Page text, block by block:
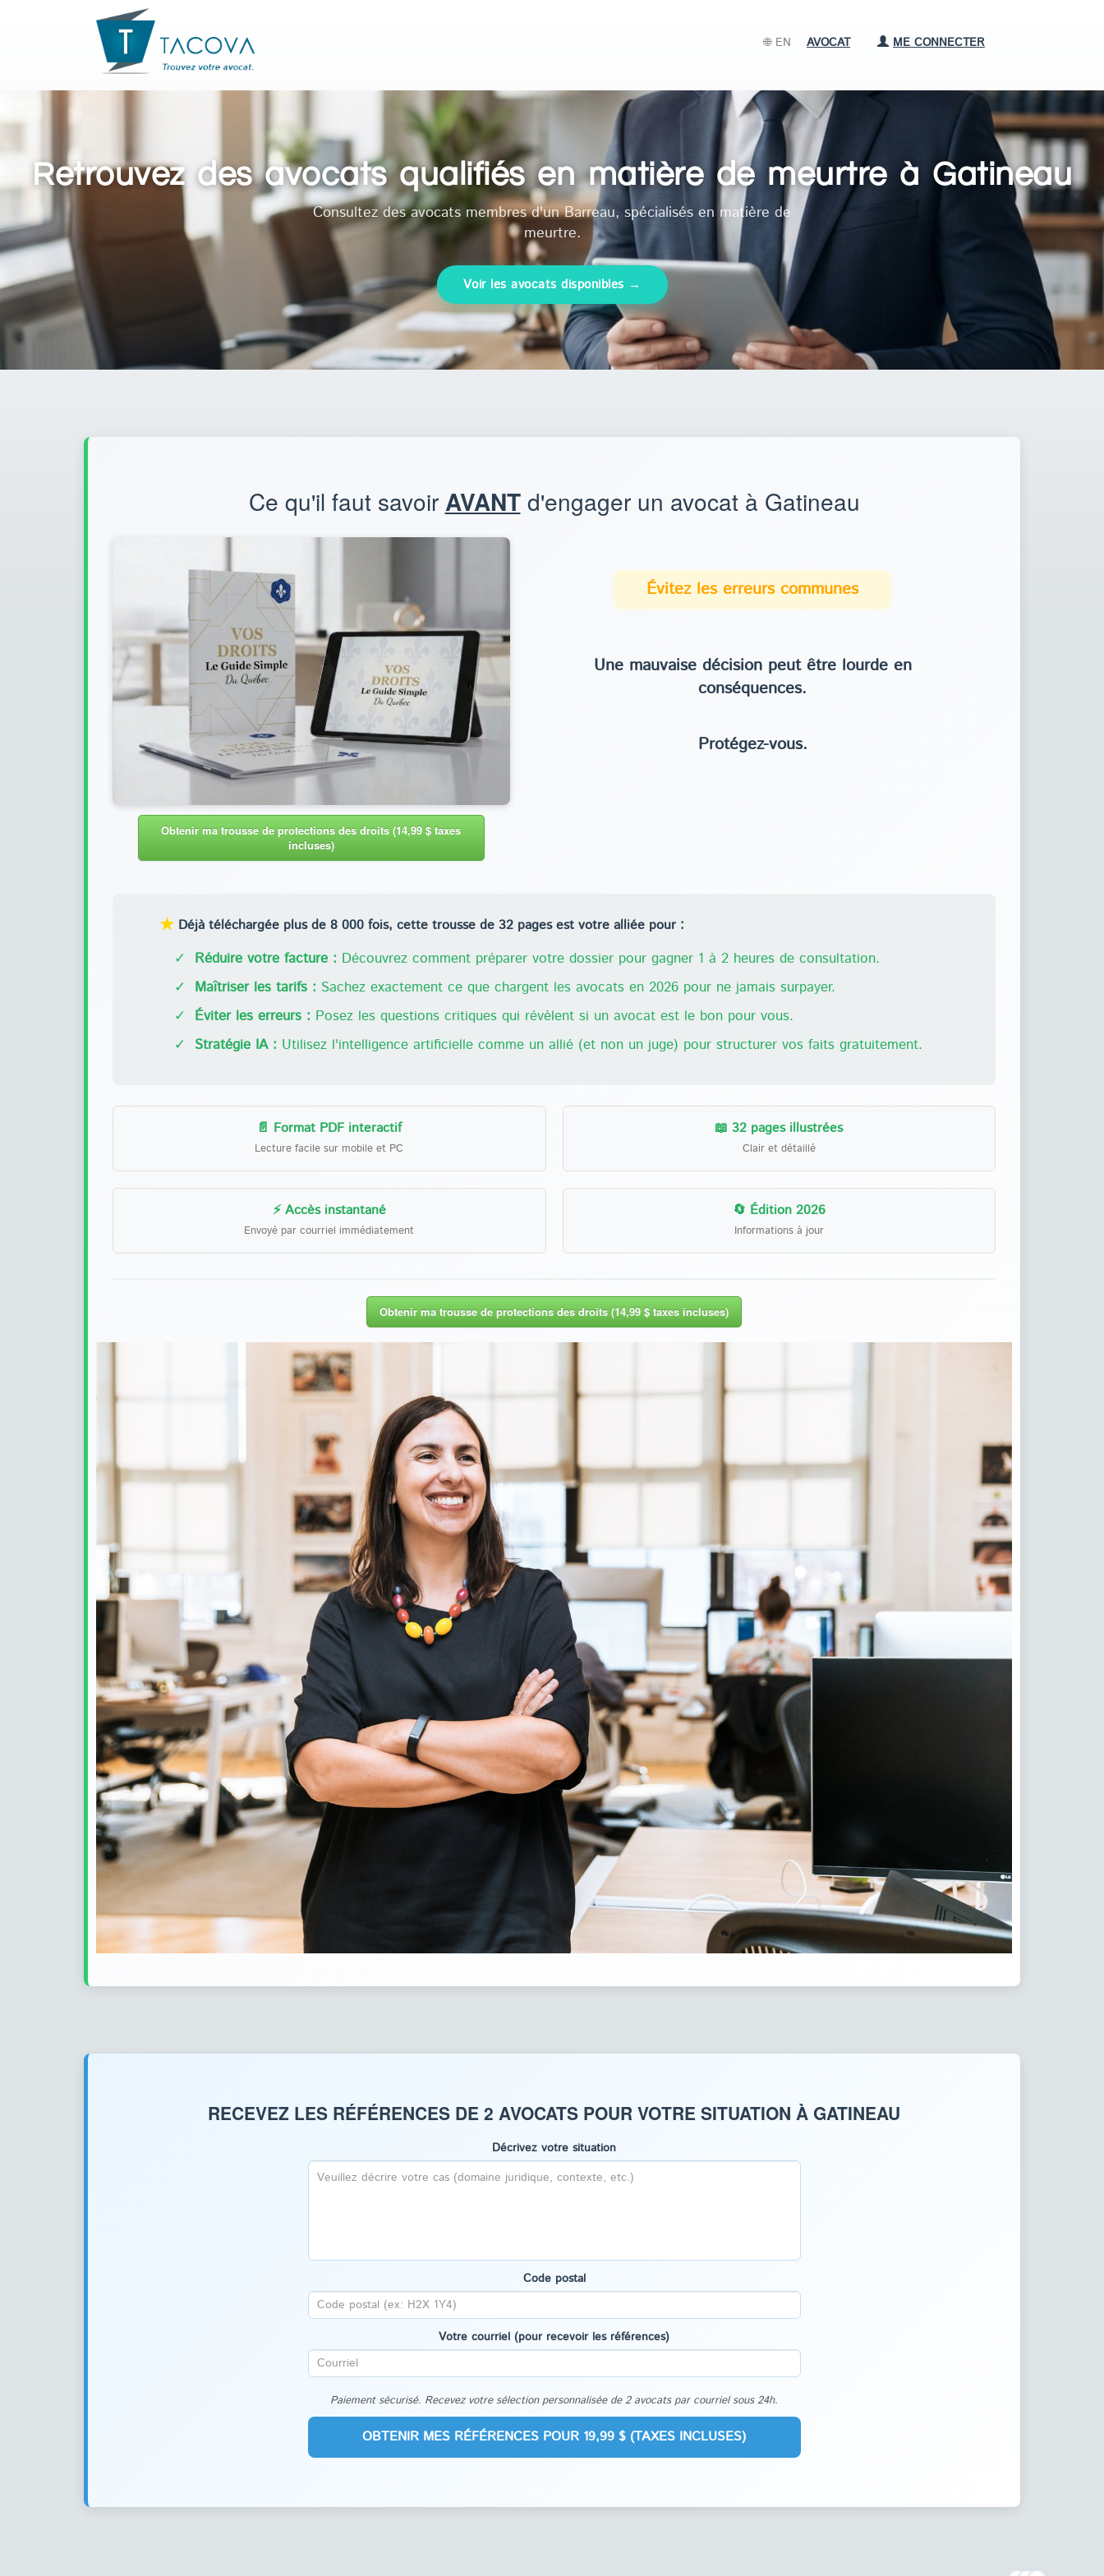
🌐 EN AVOCAT ME CONNECTER
Retrouvez des avocats qualifiés en matière de meurtre à Gatineau
Consultez des avocats membres d'un Barreau, spécialisés en matière de
meurtre.
Voir les avocats disponibles →
Ce qu'il faut savoir AVANTd'engager un avocat à Gatineau
Obtenir ma trousse de protections des droits (14,99 $ taxes
incluses)
Évitez les erreurs communes
Une mauvaise décision peut être lourde en
conséquences.
Protégez-vous.
★ Déjà téléchargée plus de 8 000 fois, cette trousse de 32 pages est votre alliée pour :
✓ Réduire votre facture : Découvrez comment préparer votre dossier pour gagner 1 à 2 heures de consultation.
✓ Maîtriser les tarifs : Sachez exactement ce que chargent les avocats en 2026 pour ne jamais surpayer.
✓ Éviter les erreurs : Posez les questions critiques qui révèlent si un avocat est le bon pour vous.
✓ Stratégie IA : Utilisez l'intelligence artificielle comme un allié (et non un juge) pour structurer vos faits gratuitement.
📄 Format PDF interactif
Lecture facile sur mobile et PC
📖 32 pages illustrées
Clair et détaillé
⚡ Accès instantané
Envoyé par courriel immédiatement
🔄 Édition 2026
Informations à jour
Obtenir ma trousse de protections des droits (14,99 $ taxes incluses)
RECEVEZ LES RÉFÉRENCES DE 2 AVOCATS POUR VOTRE SITUATION À GATINEAU
Décrivez votre situation
Code postal
Votre courriel (pour recevoir les références)
Paiement sécurisé. Recevez votre sélection personnalisée de 2 avocats par courriel sous 24h.